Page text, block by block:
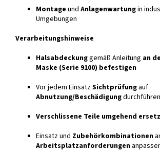
Montage und Anlagenwartungin
Umgebungen
Verarbeitungshinweise
Halsabdeckunggemäß Anleitung an
Maske (Serie 9100) befestigen
Vor jedem EinsatzSichtprüfung auf
Abnutzung/Beschädigungdurchführen
Verschlissene Teile umgehend
Einsatz und Zubehörkombinationen
Arbeitsplatzanforderungen